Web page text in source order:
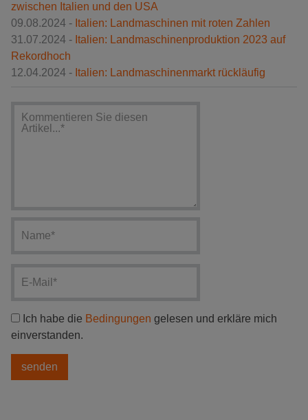
zwischen Italien und den USA
09.08.2024 - Italien: Landmaschinen mit roten Zahlen
31.07.2024 - Italien: Landmaschinenproduktion 2023 auf
Rekordhoch
12.04.2024 - Italien: Landmaschinenmarkt rückläufig
Ich habe die Bedingungen gelesen und erkläre mich
einverstanden.